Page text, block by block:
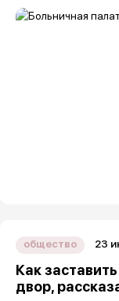
общество 23
Как
двор,